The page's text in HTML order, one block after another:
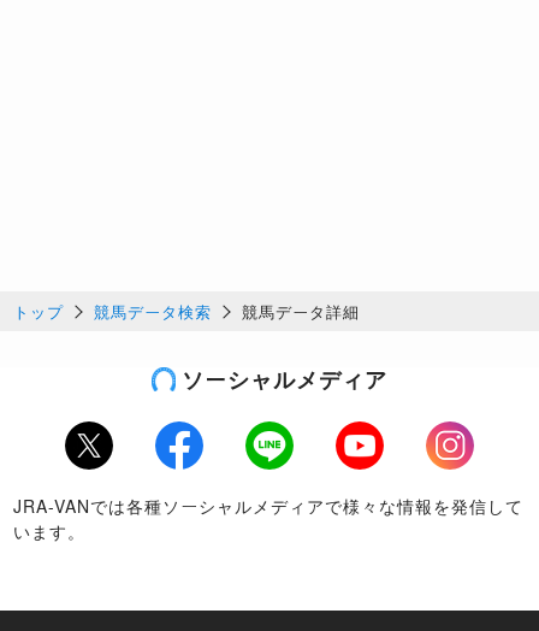
トップ 競馬データ検索 競馬データ詳細
ソーシャルメディア
Twitter Facebook LINE Youtube
Instagram
JRA-VANでは各種ソーシャルメディアで様々な情報を発信して
います。